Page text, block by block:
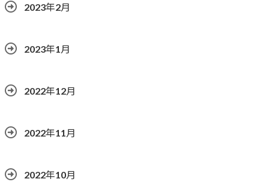
2023年2月
2023年1月
2022年12月
2022年11月
2022年10月